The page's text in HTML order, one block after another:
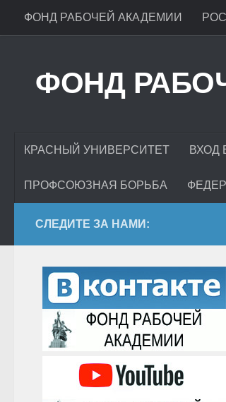
ФОНД РАБОЧЕЙ АКАДЕМИИ
ФОНД
КРАСНЫЙ УНИВЕРСИТЕТ ВХОД
ПРОФСОЮЗНАЯ БОРЬБА
СЛЕДИТЕ ЗА НАМИ: